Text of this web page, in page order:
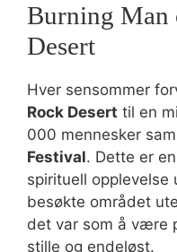
Burning Man
Desert
Hver sensommer
Rock Desert til en
000 mennesker
Festival. Dette er
spirituell opplevelse
besøkte området
det var som å være
stille og endeløst.